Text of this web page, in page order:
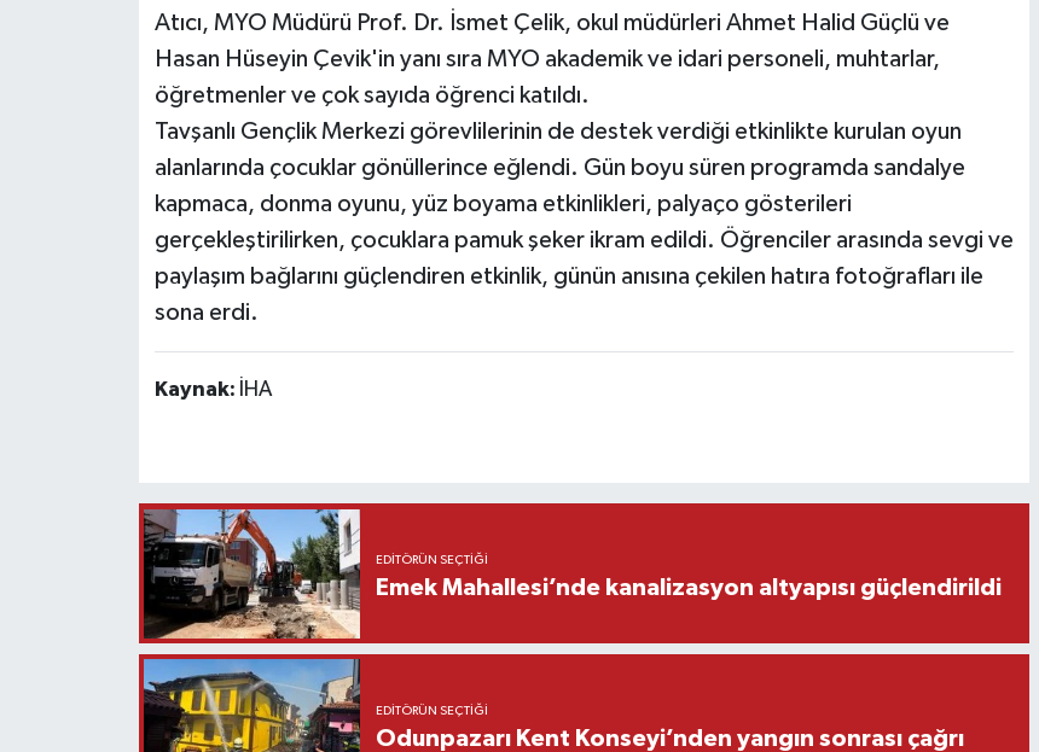
Atıcı, MYO Müdürü Prof. Dr. İsmet Çelik, okul müdürleri Ahmet Halid Güçlü ve
Hasan Hüseyin Çevik'in yanı sıra MYO akademik ve idari personeli, muhtarlar,
öğretmenler ve çok sayıda öğrenci katıldı.
Tavşanlı Gençlik Merkezi görevlilerinin de destek verdiği etkinlikte kurulan oyun
alanlarında çocuklar gönüllerince eğlendi. Gün boyu süren programda sandalye
kapmaca, donma oyunu, yüz boyama etkinlikleri, palyaço gösterileri
gerçekleştirilirken, çocuklara pamuk şeker ikram edildi. Öğrenciler arasında sevgi ve
paylaşım bağlarını güçlendiren etkinlik, günün anısına çekilen hatıra fotoğrafları ile
sona erdi.
Kaynak: İHA
EDITÖRÜN SEÇTIĞI
Emek Mahallesi’nde kanalizasyon altyapısı güçlendirildi
EDITÖRÜN SEÇTIĞI
Odunpazarı Kent Konseyi’nden yangın sonrası çağrı